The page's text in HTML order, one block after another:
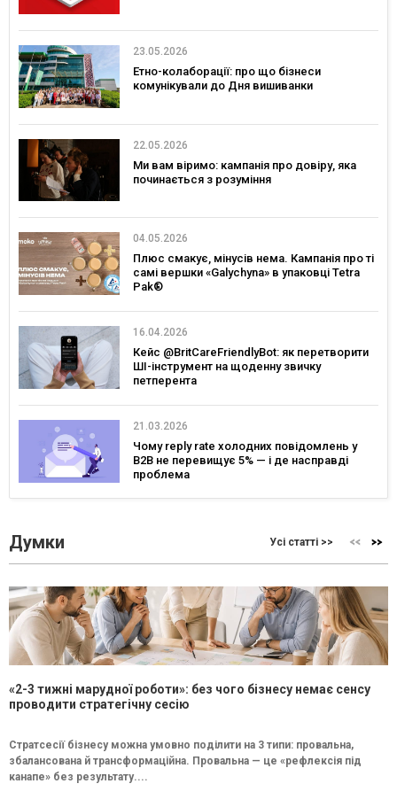
23.05.2026
Етно-колаборації: про що бізнеси
комунікували до Дня вишиванки
22.05.2026
Ми вам віримо: кампанія про довіру, яка
починається з розуміння
04.05.2026
Плюс смакує, мінусів нема. Кампанія про ті
самі вершки «Galychyna» в упаковці Tetra
Pak®
16.04.2026
Кейс @BritCareFriendlyBot: як перетворити
ШІ-інструмент на щоденну звичку
петперента
21.03.2026
Чому reply rate холодних повідомлень у
B2B не перевищує 5% — і де насправді
проблема
Думки Усі статті >>
«2-3 тижні марудної роботи»: без чого бізнесу немає сенсу
проводити стратегічну сесію
Стратсесії бізнесу можна умовно поділити на 3 типи: провальна,
збалансована й трансформаційна. Провальна — це «рефлексія під
канапе» без результату....